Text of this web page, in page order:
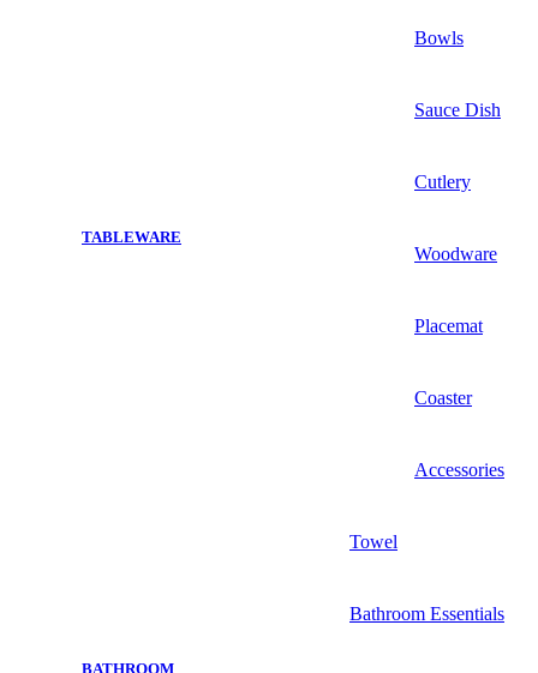
TABLEWARE
Bowls
Sauce Dish
Cutlery
Woodware
Placemat
Coaster
Accessories
BATHROOM
Towel
Bathroom Essentials